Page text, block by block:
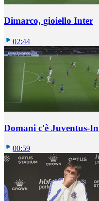
Dimarco, gioiello Inter
02:44
Domani c'è Juventus-
00:59